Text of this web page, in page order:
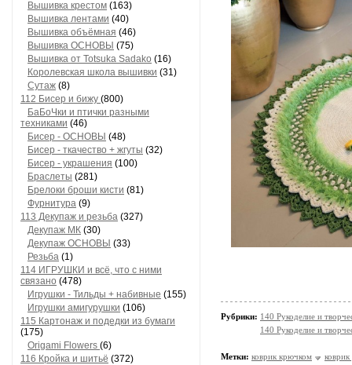
Вышивка крестом (163)
Вышивка лентами (40)
Вышивка объёмная (46)
Вышивка ОСНОВЫ (75)
Вышивка от Totsuka Sadako (16)
Королевская школа вышивки (31)
Сутаж (8)
112 Бисер и бижу (800)
БаБоЧки и птички разными
техниками (46)
Бисер - ОСНОВЫ (48)
Бисер - ткачество + жгуты (32)
Бисер - украшения (100)
Браслеты (281)
Брелоки броши кисти (81)
Фурнитура (9)
113 Декупаж и резьба (327)
Декупаж МК (30)
Декупаж ОСНОВЫ (33)
Резьба (1)
114 ИГРУШКИ и всё, что с ними
связано (478)
Игрушки - Тильды + набивные (155)
Игрушки амигурушки (106)
115 Картонаж и подедки из бумаги
(175)
Origami Flowers (6)
116 Кройка и шитьё (372)
Рубрики: 140 Рукоделие и
140 Рукоделие и
Метки: коврик крючком